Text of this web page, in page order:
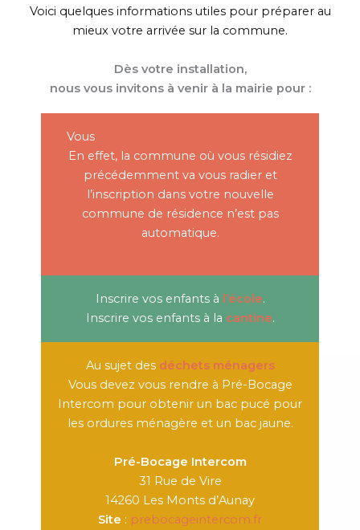
Voici quelques informations utiles pour préparer au
mieux votre arrivée sur la commune.
Dès votre installation,
nous vous invitons à venir à la mairie pour :
Vous
En effet, la commune où vous résidiez
précédemment va vous radier et
l’inscription dans votre nouvelle
commune de résidence n’est pas
automatique.
Inscrire vos enfants à l’école.
Inscrire vos enfants à la cantine.
Au sujet des déchets ménagers
Vous devez vous rendre à Pré-Bocage
Intercom pour obtenir un bac pucé pour
les ordures ménagère et un bac jaune.
Pré-Bocage Intercom
31 Rue de Vire
14260 Les Monts d’Aunay
Site : prebocageintercom.fr